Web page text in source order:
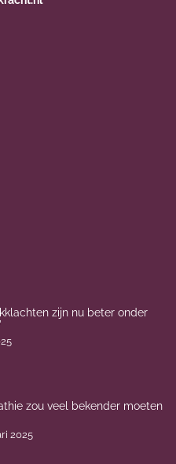
zijn nu beter onder
zou veel bekender moeten
2025